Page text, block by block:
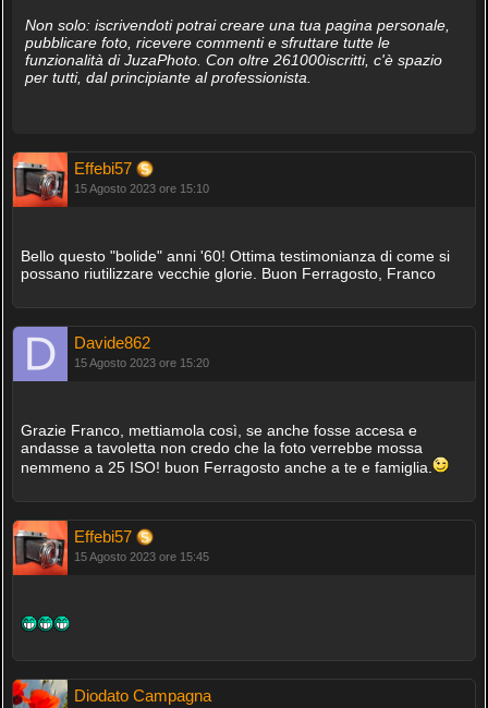
Non solo: iscrivendoti potrai creare una tua pagina personale,
pubblicare foto, ricevere commenti e sfruttare tutte le
funzionalità di JuzaPhoto. Con oltre 261000iscritti, c'è spazio
per tutti, dal principiante al professionista.
Effebi57
15 Agosto 2023 ore 15:10
Bello questo "bolide" anni '60! Ottima testimonianza di come si
possano riutilizzare vecchie glorie. Buon Ferragosto, Franco
Davide862
15 Agosto 2023 ore 15:20
Grazie Franco, mettiamola così, se anche fosse accesa e
andasse a tavoletta non credo che la foto verrebbe mossa
nemmeno a 25 ISO! buon Ferragosto anche a te e famiglia.
Effebi57
15 Agosto 2023 ore 15:45
Diodato Campagna